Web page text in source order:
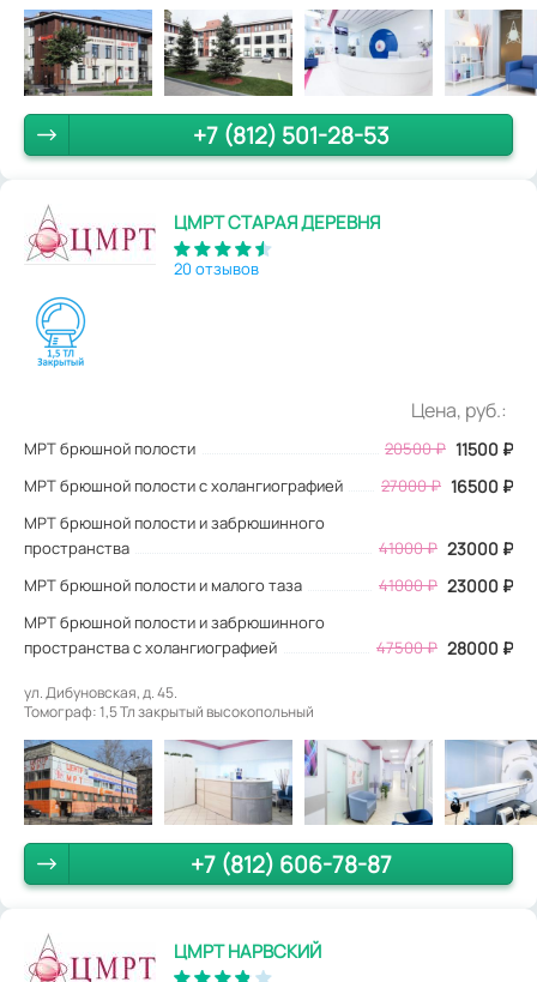
+7 (812) 501-28-53
ЦМРТ СТАРАЯ ДЕРЕВНЯ
20 отзывов
Цена, руб.:
МРТ брюшной полости 20500₽ 11500 ₽
МРТ брюшной полости с холангиографией 27000 ₽ 16500 ₽
МРТ брюшной полости и забрюшинного
пространства
41000 ₽ 23000 ₽
МРТ брюшной полости и малого таза 41000 ₽ 23000 ₽
МРТ брюшной полости и забрюшинного
пространства с холангиографией
47500 ₽ 28000 ₽
ул. Дибуновская, д. 45.
Томограф: 1,5 Тл закрытый высокопольный
+7 (812) 606-78-87
ЦМРТ НАРВСКИЙ